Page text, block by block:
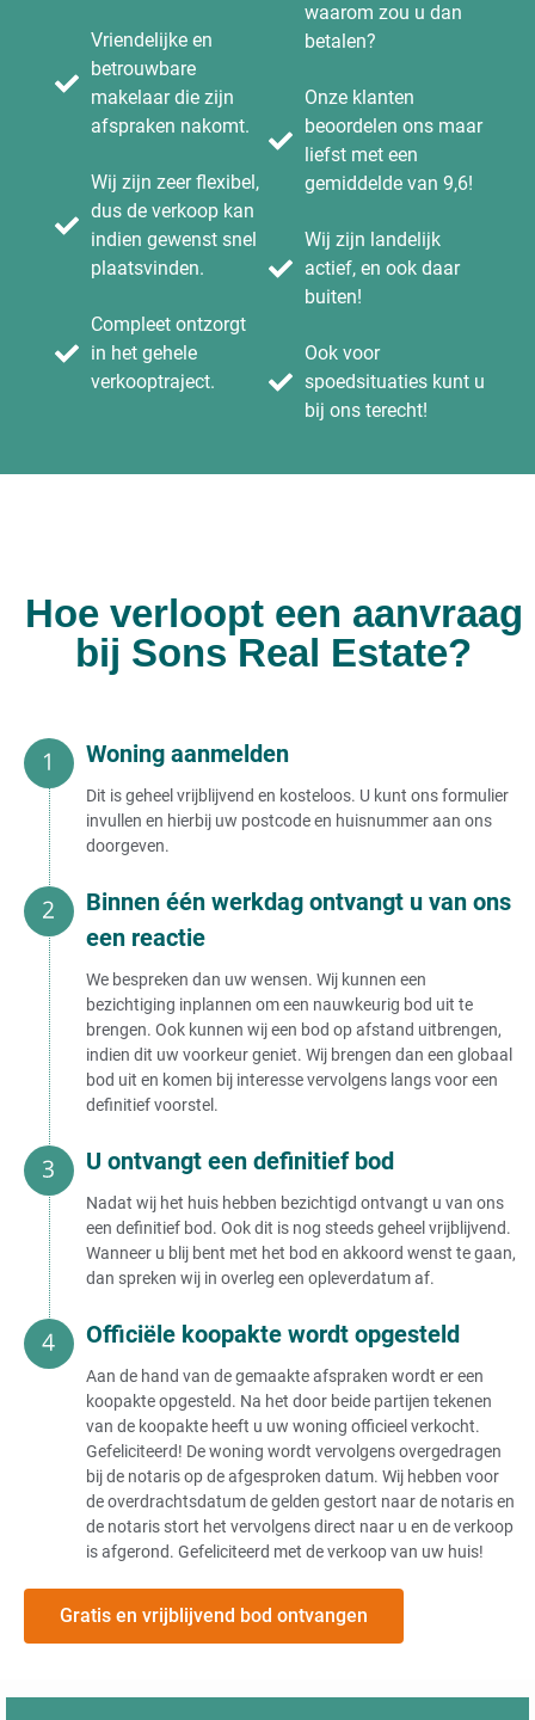
Vriendelijke en
betrouwbare
makelaar die zijn
afspraken nakomt.
Wij zijn zeer flexibel,
dus de verkoop kan
indien gewenst snel
plaatsvinden.
Compleet ontzorgt
in het gehele
verkooptraject.
waarom zou u dan
betalen?
Onze klanten
beoordelen ons maar
liefst met een
gemiddelde van 9,6!
Wij zijn landelijk
actief, en ook daar
buiten!
Ook voor
spoedsituaties kunt u
bij ons terecht!
Hoe verloopt een aanvraag
bij Sons Real Estate?
Woning aanmelden
Dit is geheel vrijblijvend en kosteloos. U kunt ons formulier
invullen en hierbij uw postcode en huisnummer aan ons
doorgeven.
Binnen één werkdag ontvangt u van ons
een reactie
We bespreken dan uw wensen. Wij kunnen een
bezichtiging inplannen om een nauwkeurig bod uit te
brengen. Ook kunnen wij een bod op afstand uitbrengen,
indien dit uw voorkeur geniet. Wij brengen dan een globaal
bod uit en komen bij interesse vervolgens langs voor een
definitief voorstel.
U ontvangt een definitief bod
Nadat wij het huis hebben bezichtigd ontvangt u van ons
een definitief bod. Ook dit is nog steeds geheel vrijblijvend.
Wanneer u blij bent met het bod en akkoord wenst te gaan,
dan spreken wij in overleg een opleverdatum af.
Officiële koopakte wordt opgesteld
Aan de hand van de gemaakte afspraken wordt er een
koopakte opgesteld. Na het door beide partijen tekenen
van de koopakte heeft u uw woning officieel verkocht.
Gefeliciteerd! De woning wordt vervolgens overgedragen
bij de notaris op de afgesproken datum. Wij hebben voor
de overdrachtsdatum de gelden gestort naar de notaris en
de notaris stort het vervolgens direct naar u en de verkoop
is afgerond. Gefeliciteerd met de verkoop van uw huis!
Gratis en vrijblijvend bod ontvangen